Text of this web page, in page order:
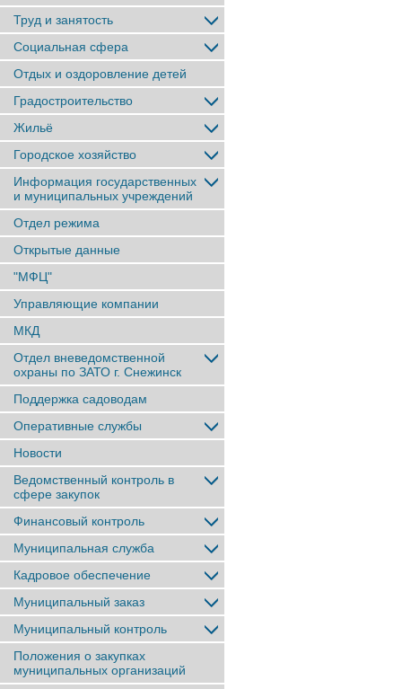
Труд и занятость
Социальная сфера
Отдых и оздоровление детей
Градостроительство
Жильё
Городское хозяйство
Информация государственных
и муниципальных учреждений
Отдел режима
Открытые данные
"МФЦ"
Управляющие компании
МКД
Отдел вневедомственной
охраны по ЗАТО г. Снежинск
Поддержка садоводам
Оперативные службы
Новости
Ведомственный контроль в
сфере закупок
Финансовый контроль
Муниципальная служба
Кадровое обеспечение
Муниципальный заказ
Муниципальный контроль
Положения о закупках
муниципальных организаций